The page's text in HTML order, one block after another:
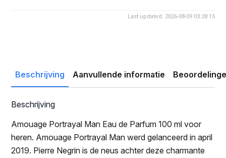
Last updated: 2026-08-09 03:28:15
Beschrijving Aanvullende informatie
Beschrijving
Amouage Portrayal Man Eau de Parfum 100 ml voor
heren. Amouage Portrayal Man werd gelanceerd in april
2019. Pierre Negrin is de neus achter deze charmante